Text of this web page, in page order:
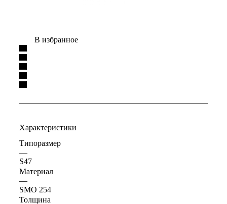
В избранное
Характеристики
Типоразмер
—
S47
Материал
—
SMO 254
Толщина